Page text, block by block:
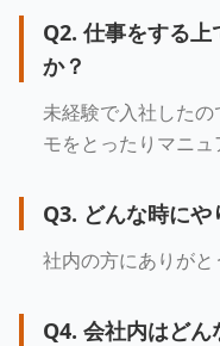
Q2. 仕事をする上
か？
未経験で入社した
モをとったりマニ
Q3. どんな時にや
社内の方にありが
Q4. 会社内はどん